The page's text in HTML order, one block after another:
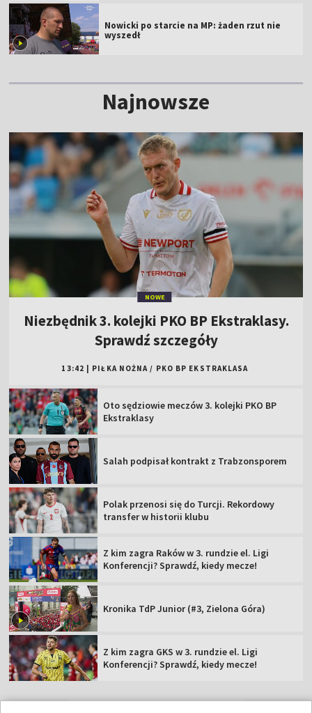
Nowicki po starcie na MP: żaden rzut nie
wyszedł
Najnowsze
NOWE
Niezbędnik 3. kolejki PKO BP Ekstraklasy.
Sprawdź szczegóły
13:42 PIŁKA NOŻNA / PKO BP EKSTRAKLASA
Oto sędziowie meczów 3. kolejki PKO BP
Ekstraklasy
Salah podpisał kontrakt z Trabzonsporem
Polak przenosi się do Turcji. Rekordowy
transfer w historii klubu
Z kim zagra Raków w 3. rundzie el. Ligi
Konferencji? Sprawdź, kiedy mecze!
Kronika TdP Junior (#3, Zielona Góra)
Z kim zagra GKS w 3. rundzie el. Ligi
Konferencji? Sprawdź, kiedy mecze!